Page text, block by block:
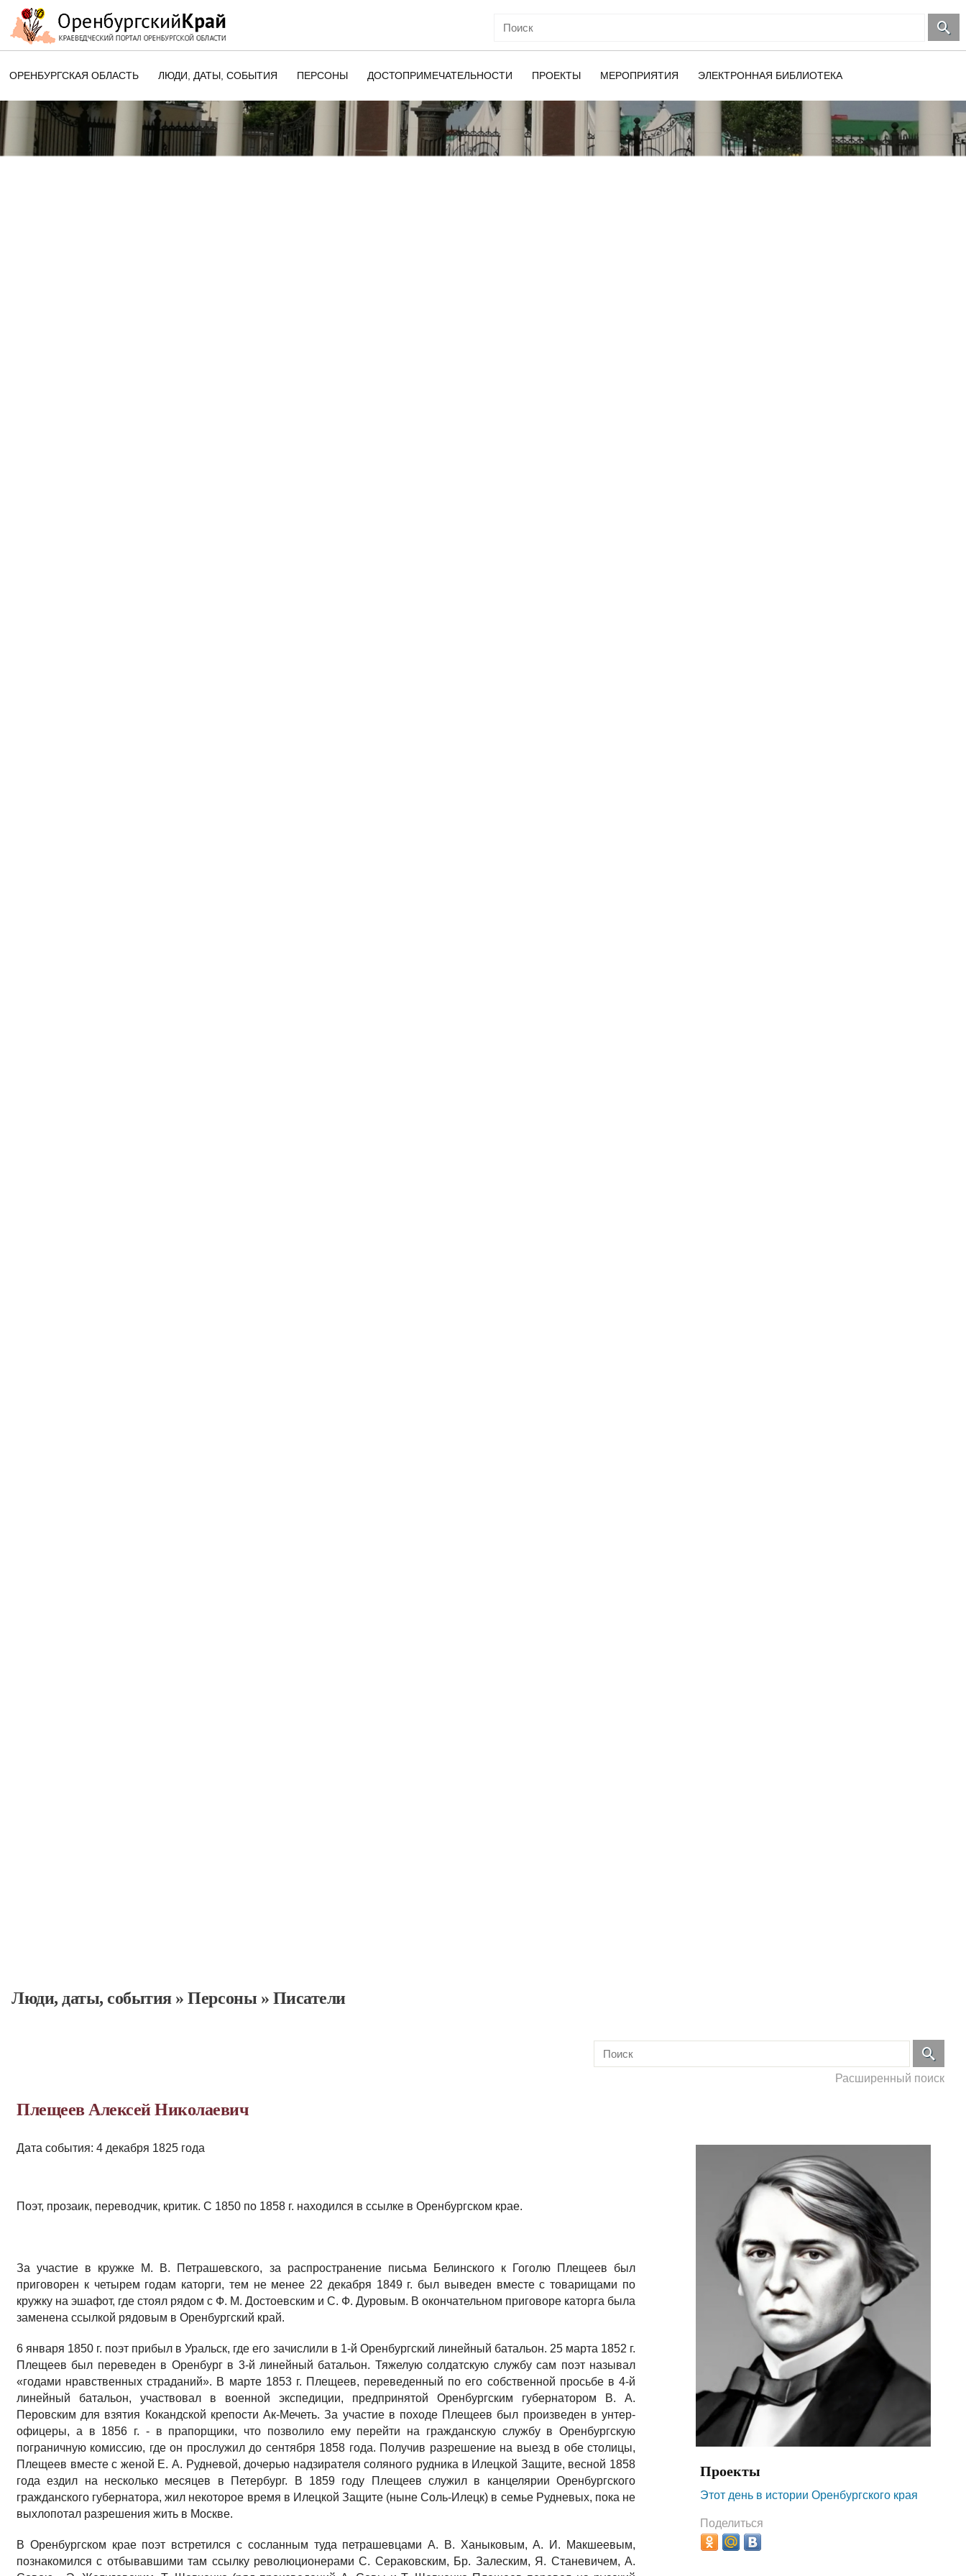
ОРЕНБУРГСКАЯ ОБЛАСТЬ ЛЮДИ, ДАТЫ, CОБЫТИЯ
ЭТОТ ДЕНЬ В ИСТОРИИ
ОРЕНБУРГСКОГО КРАЯ
ПАМЯТНЫЕ ДАТЫ ОРЕНБУРГСКОЙ
ПЕРСОНЫ ДОСТОПРИМЕЧАТЕЛЬНОСТИ ПРОЕКТЫ МЕРОПРИЯТИЯ ЭЛЕКТРОННАЯ БИБЛИОТЕКА
Люди, даты, cобытия»Персоны » Писатели
Расширенный поиск
Плещеев Алексей Николаевич
Дата события: 4 декабря 1825 года
Поэт, прозаик, переводчик, критик. С 1850 по 1858 г. находился в ссылке в Оренбургском крае.
За участие в кружке М. В. Петрашевского, за распространение письма Белинского к Гоголю Плещеев был
приговорен к четырем годам каторги, тем не менее 22 декабря 1849 г. был выведен вместе с товарищами по
кружку на эшафот, где стоял рядом с Ф. М. Достоевским и С. Ф. Дуровым. В окончательном приговоре каторга была
заменена ссылкой рядовым в Оренбургский край.
6 января 1850 г. поэт прибыл в Уральск, где его зачислили в 1-й Оренбургский линейный батальон. 25 марта 1852 г.
Плещеев был переведен в Оренбург в 3-й линейный батальон. Тяжелую солдатскую службу сам поэт называл
«годами нравственных страданий». В марте 1853 г. Плещеев, переведенный по его собственной просьбе в 4-й
линейный батальон, участвовал в военной экспедиции, предпринятой Оренбургским губернатором В. А.
Перовским для взятия Кокандской крепости Ак-Мечеть. За участие в походе Плещеев был произведен в унтер-
офицеры, а в 1856 г. - в прапорщики, что позволило ему перейти на гражданскую службу в Оренбургскую
пограничную комиссию, где он прослужил до сентября 1858 года. Получив разрешение на выезд в обе столицы,
Плещеев вместе с женой Е. А. Рудневой, дочерью надзирателя соляного рудника в Илецкой Защите, весной 1858
года ездил на несколько месяцев в Петербург. В 1859 году Плещеев служил в канцелярии Оренбургского
гражданского губернатора, жил некоторое время в Илецкой Защите (ныне Соль-Илецк) в семье Рудневых, пока не
выхлопотал разрешения жить в Москве.
В Оренбургском крае поэт встретился с сосланным туда петрашевцами А. В. Ханыковым, А. И. Макшеевым,
познакомился с отбывавшими там ссылку революционерами С. Сераковским, Бр. Залеским, Я. Станевичем, А.
Проекты
Этот день в истории Оренбургского края
Поделиться